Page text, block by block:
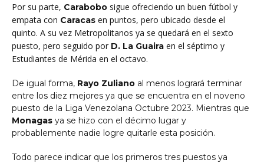
Por su parte, Carabobo sigue ofreciendo un buen fútbol y
empata con Caracas en puntos, pero ubicado desde el
quinto. A su vez Metropolitanos ya se quedará en el sexto
puesto, pero seguido por D. La Guaira en el séptimo y
Estudiantes de Mérida en el octavo.
De igual forma, Rayo Zuliano al menos logrará terminar
entre los diez mejores ya que se encuentra en el noveno
puesto de la Liga Venezolana Octubre 2023. Mientras que
Monagas ya se hizo con el décimo lugar y
probablemente nadie logre quitarle esta posición.
Todo parece indicar que los primeros tres puestos ya